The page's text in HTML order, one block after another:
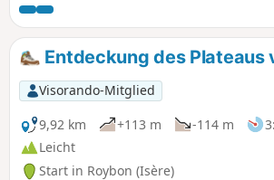
Aufbruch die praktischen Informationen.
zu überqueren. Wenn Sie möchten,
verkürzen und nur eine 7 km lange
Entdeckung des Plateaus
Visorando-Mitglied
9,92 km
+113 m -114 m
Leicht
Start in Roybon (Isère)